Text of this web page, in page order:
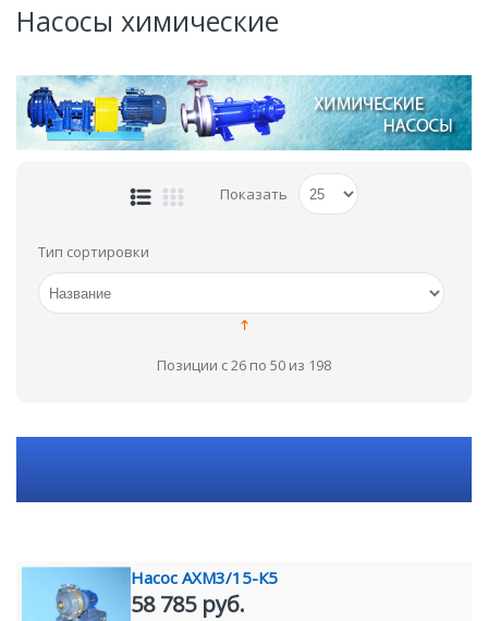
Насосы химические
Показать
Тип сортировки
Позиции с 26 по 50 из 198
Насос АХМ3/15-К5
58 785 руб.